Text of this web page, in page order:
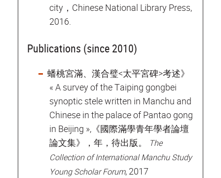
city，Chinese National Library Press,
2016.
Publications (since 2010)
蟠桃宮滿、漢合璧<太平宮碑>考述》
« A survey of the Taiping gongbei
synoptic stele written in Manchu and
Chinese in the palace of Pantao gong
in Beijing »,《國際滿學青年學者論壇
論文集》，年，待出版。
The
Collection of International Manchu Study
Young Scholar Forum, 2017